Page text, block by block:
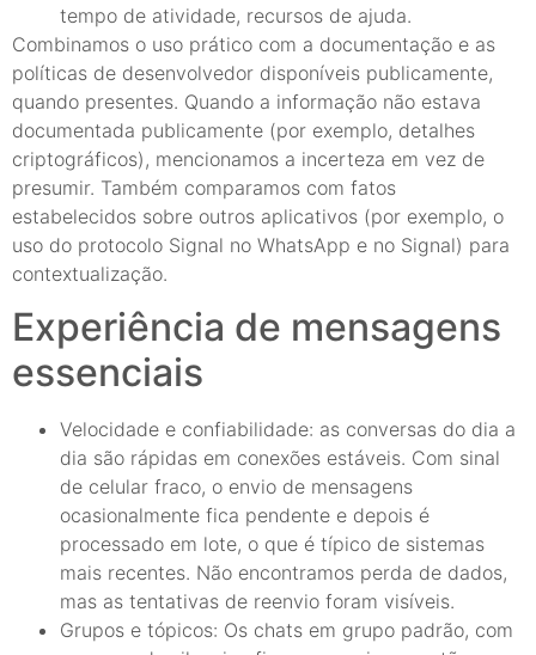
tempo de atividade, recursos de ajuda.
Combinamos o uso prático com a documentação e as
políticas de desenvolvedor disponíveis publicamente,
quando presentes. Quando a informação não estava
documentada publicamente (por exemplo, detalhes
criptográficos), mencionamos a incerteza em vez de
presumir. Também comparamos com fatos
estabelecidos sobre outros aplicativos (por exemplo, o
uso do protocolo Signal no WhatsApp e no Signal) para
contextualização.
Experiência de mensagens
essenciais
Velocidade e confiabilidade: as conversas do dia a
dia são rápidas em conexões estáveis. Com sinal
de celular fraco, o envio de mensagens
ocasionalmente fica pendente e depois é
processado em lote, o que é típico de sistemas
mais recentes. Não encontramos perda de dados,
mas as tentativas de reenvio foram visíveis.
Grupos e tópicos: Os chats em grupo padrão, com